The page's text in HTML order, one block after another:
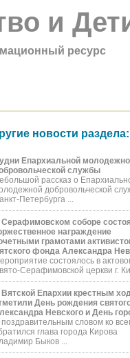
и
ресурс
новости раздела:
Епархиальной
службы
рассказ о
добровольческой
Петербурга ...
соборе
награждение
грамотами
фонда Александра
состоялось в
Серафимовской церкви г.
Епархии крестным
День рождения
Невского и День
словом ко
глава города Кирова
Быков ...